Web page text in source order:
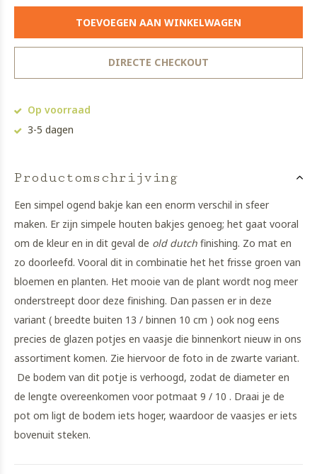
TOEVOEGEN AAN WINKELWAGEN
DIRECTE CHECKOUT
Op voorraad
3-5 dagen
Productomschrijving
Een simpel ogend bakje kan een enorm verschil in sfeer
maken. Er zijn simpele houten bakjes genoeg; het gaat vooral
om de kleur en in dit geval de old dutch finishing. Zo mat en
zo doorleefd. Vooral dit in combinatie het het frisse groen van
bloemen en planten. Het mooie van de plant wordt nog meer
onderstreept door deze finishing. Dan passen er in deze
variant ( breedte buiten 13 / binnen 10 cm ) ook nog eens
precies de glazen potjes en vaasje die binnenkort nieuw in ons
assortiment komen. Zie hiervoor de foto in de zwarte variant.
De bodem van dit potje is verhoogd, zodat de diameter en
de lengte overeenkomen voor potmaat 9 / 10 . Draai je de
pot om ligt de bodem iets hoger, waardoor de vaasjes er iets
bovenuit steken.